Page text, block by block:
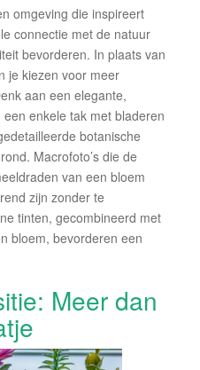
omgeving die inspireert
connectie met de natuur
bevorderen. In plaats van
je kiezen voor meer
aan een elegante,
enkele tak met bladeren
botanische
Macrofoto’s die de
van een bloem
zijn zonder te
tinten, gecombineerd met
bloem, bevorderen een
Meer dan